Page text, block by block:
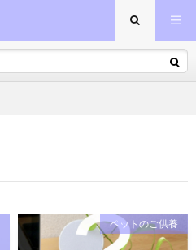
ペットのご供養